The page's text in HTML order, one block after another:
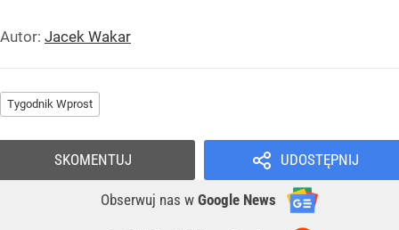
Autor: Jacek Wakar
Tygodnik Wprost
UDOSTĘPNIJ
Obserwuj nas w Google News
SKOMENTUJ